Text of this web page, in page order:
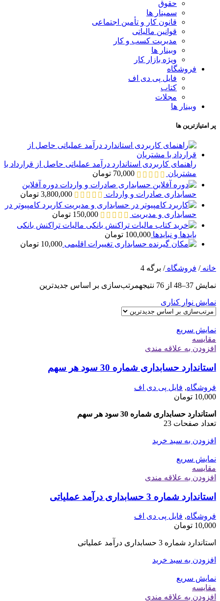
حقوق
سمینار ها
قانون کار و تأمین اجتماعی
قوانین مالیاتی
مدیریت کسب و کار
وبینار ها
ویژه بازار کار
فروشگاه
فایل پی دی اف
کتاب
مجلات
وبینار ها
پر امتیازترین ها
راهنمای کاربردی استاندارد درآمد عملیاتی حاصل از قرارداد با
مشتریان
70,000 تومان
دوره آفلاین
حسابداری صادرات و واردات
3,800,000 تومان
کاربرد کامپیوتر در
حسابداری و مدیریت
150,000 تومان
مالیات تراکنش بانکی
بایدها و نبایدها 100,000 تومان
حسابداری تغییرات اقلیمی 10,000 تومان
خانه/ فروشگاه/ برگه 4
نمایش 37–48 از 76 نتیجه
مرتب‌سازی بر اساس جدیدترین
نمایش نوار کناری
نمایش سریع
مقايسه
افزودن به علاقه مندی
استاندارد حسابداری شماره 30 سود هر سهم
فروشگاه, فایل پی دی اف
10,000 تومان
استاندارد حسابداری شماره 30 سود هر سهم
تعداد صفحات 23
افزودن به سبد خرید
نمایش سریع
مقايسه
افزودن به علاقه مندی
استاندارد شماره 3 حسابداری درآمد عملیاتی
فروشگاه, فایل پی دی اف
10,000 تومان
استاندارد شماره 3 حسابداری درآمد عملیاتی
افزودن به سبد خرید
نمایش سریع
مقايسه
افزودن به علاقه مندی